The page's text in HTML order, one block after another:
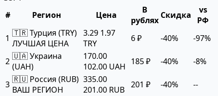
#
Регион Цена
В
рублях Скидка
vs
РФ
1 🇹🇷 Турция (TRY)
ЛУЧШАЯ ЦЕНА
3.29 1.97
TRY
6 ₽ -40% -97%
2 🇺🇦 Украина
(UAH)
170.00
102.00 UAH 185 ₽ -40% -8%
3 🇷🇺 Россия (RUB)
ВАШ РЕГИОН
335.00
201.00 RUB 201 ₽ -40% --